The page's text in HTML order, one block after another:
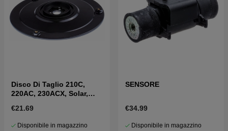
Disco Di Taglio 210C,
220AC, 230ACX, Solar,
€21.69
Disponibile in magazzino
SENSORE
€34.99
Disponibile in magazzino